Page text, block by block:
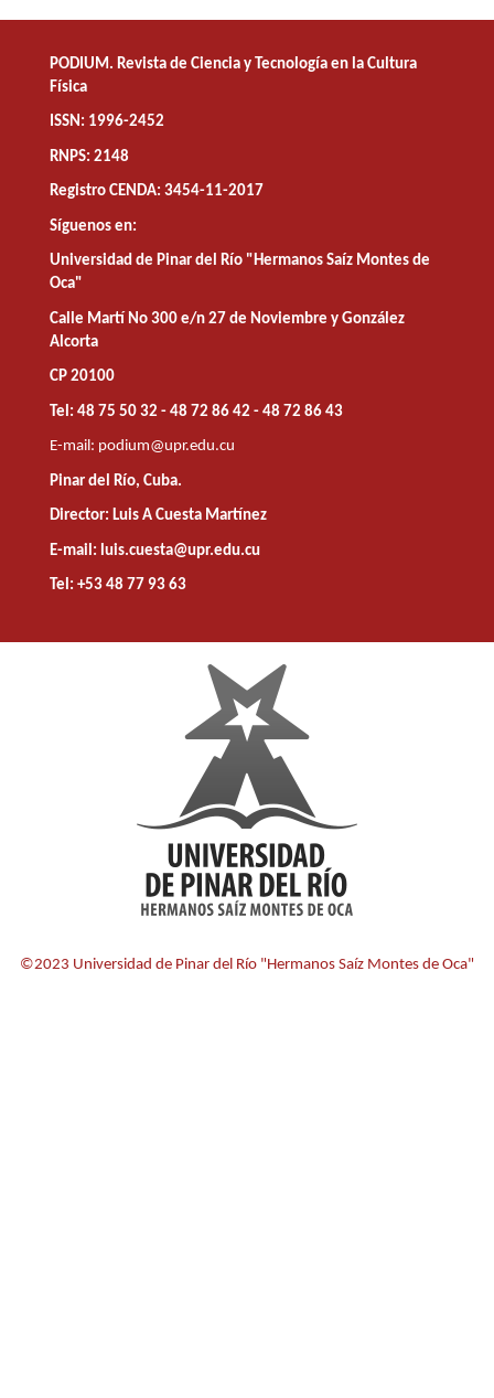
PODIUM. Revista de Ciencia y Tecnología en la Cultura
Física
ISSN: 1996-2452
RNPS: 2148
Registro CENDA: 3454-11-2017
Síguenos en:
Universidad de Pinar del Río "Hermanos Saíz Montes de
Oca"
Calle Martí No 300 e/n 27 de Noviembre y González
Alcorta
CP 20100
Tel: 48 75 50 32 - 48 72 86 42 - 48 72 86 43
E-mail: podium@upr.edu.cu
Pinar del Río, Cuba.
Director: Luis A Cuesta Martínez
E-mail: luis.cuesta@upr.edu.cu
Tel: +53 48 77 93 63
©2023 Universidad de Pinar del Río "Hermanos Saíz Montes de Oca"